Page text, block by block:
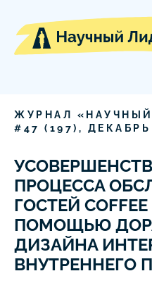
ЖУРНАЛ
# 47 ( 197), ДЕКАБРЬ
ПРОЦЕССА
ГОСТЕЙ COFFEE
ПОМОЩЬЮ
ДИЗАЙНА
ВНУТРЕННЕГО